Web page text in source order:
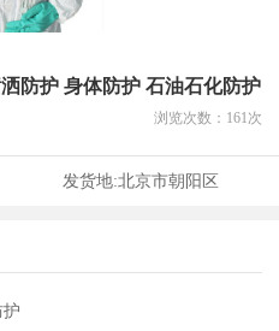
防护 身体防护 石油石化防护
浏览次数： 161次
发货地:北京市朝阳区